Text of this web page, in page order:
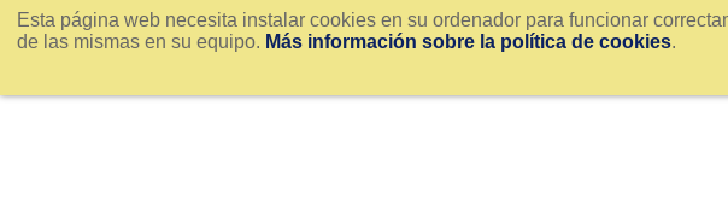
Esta página web necesita instalar cookies en su ordenador para funcionar
de las mismas en su equipo. Más información sobre la política de cookies.